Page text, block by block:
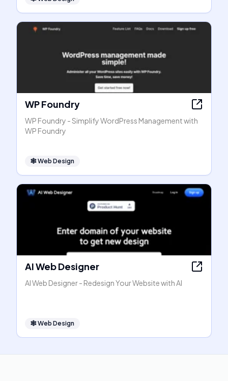
WP Foundry
WP Foundry - Simplify WordPress Management with
WP Foundry
🕸Web Design
AI Web Designer
AI Web Designer - Redesign Your Website with AI
🕸Web Design